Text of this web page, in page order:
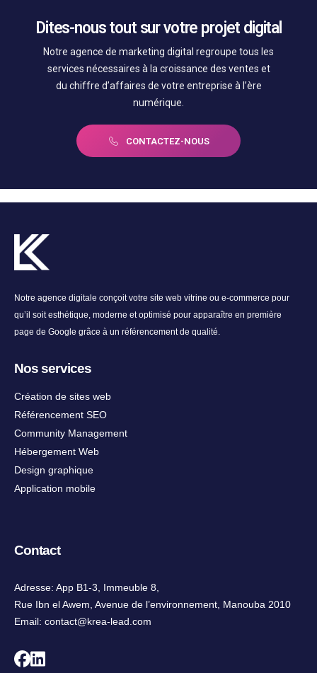
Dites-nous tout sur votre projet digital
Notre agence de marketing digital regroupe tous les
services nécessaires à la croissance des ventes et
du chiffre d’affaires de votre entreprise à l’ère
numérique.
CONTACTEZ-NOUS
Notre agence digitale conçoit votre site web vitrine ou e-commerce pour
qu’il soit esthétique, moderne et optimisé pour apparaître en première
page de Google grâce à un référencement de qualité.
Nos services
Création de sites web
Référencement SEO
Community Management
Hébergement Web
Design graphique
Application mobile
Contact
Adresse: App B1-3, Immeuble 8,
Rue Ibn el Awem, Avenue de l’environnement, Manouba 2010
Email: contact@krea-lead.com